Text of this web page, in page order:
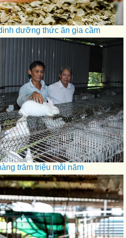
dưỡng thức ăn gia cầm
trăm triệu mỗi năm